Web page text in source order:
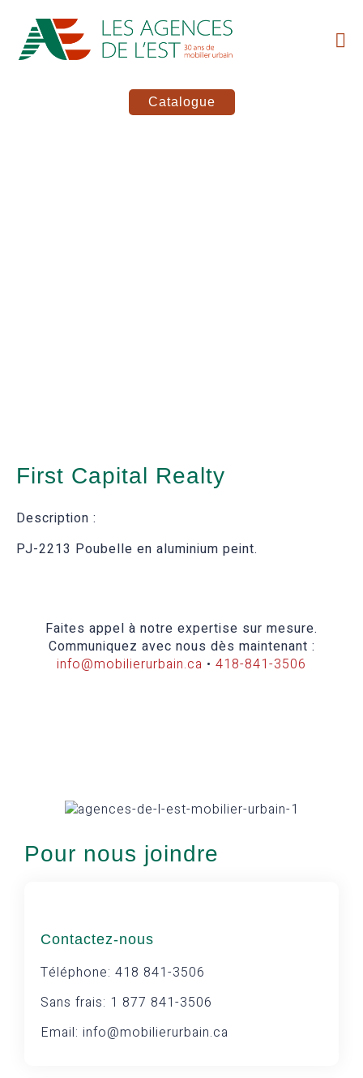
Catalogue
First Capital Realty
Description :
PJ-2213 Poubelle en aluminium peint.
Faites appel à notre expertise sur mesure.
Communiquez avec nous dès maintenant :
info@mobilierurbain.ca • 418-841-3506
Pour nous joindre
Contactez-nous
Téléphone: 418 841-3506
Sans frais: 1 877 841-3506
Email: info@mobilierurbain.ca